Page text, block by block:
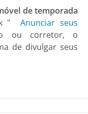
de temporada
"
Anunciar seus
ou corretor, o
de divulgar seus